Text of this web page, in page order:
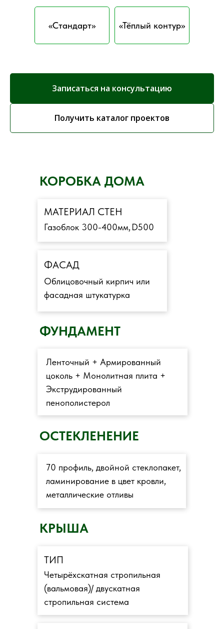
«Тёплый контур»
«Стандарт»
Записаться на консультацию
Получить каталог проектов
D500
Газоблок 300-400мм,
МАТЕРИАЛ СТЕН
ТИП
Четырёхскатная стропильная
(вальмовая)/ двускатная
стропильная система
ФАСАД
Облицовочный кирпич или
фасадная штукатурка
Ленточный + Армированный
цоколь + Монолитная плита +
Экструдированный
пенополистерол
70 профиль, двойной стеклопакет,
ламинирование в цвет кровли,
металлические отливы
КОРОБКА ДОМА
КРЫША
ФУНДАМЕНТ
ОСТЕКЛЕНЕНИЕ